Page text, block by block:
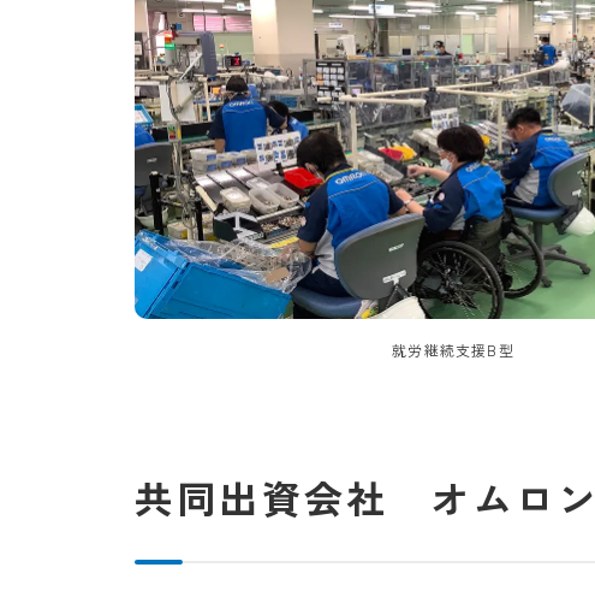
就労継続支援B型
共同出資会社 オムロ